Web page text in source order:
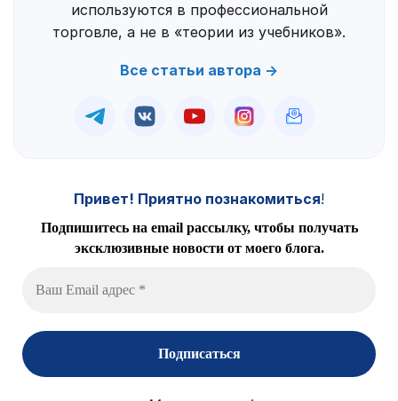
используются в профессиональной
торговле, а не в «теории из учебников».
Все статьи автора →
Привет! Приятно познакомиться!
Подпишитесь на email рассылку, чтобы получать
эксклюзивные новости от моего блога.